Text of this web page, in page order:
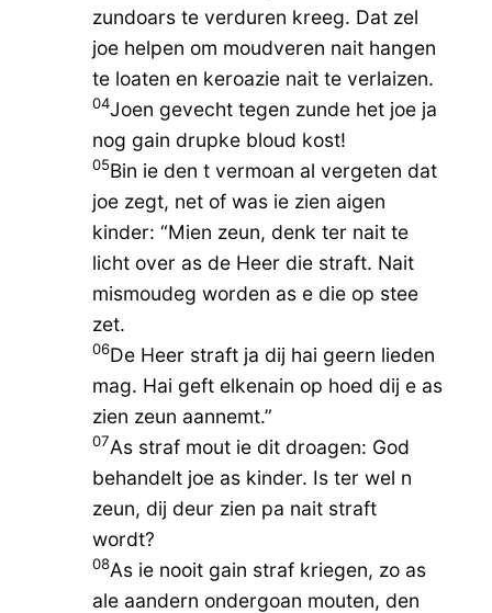
zundoars te verduren kreeg. Dat zel
joe helpen om moudveren nait hangen
te loaten en keroazie nait te verlaizen.
04Joen gevecht tegen zunde het joe ja
nog gain drupke bloud kost!
05Bin ie den t vermoan al vergeten dat
joe zegt, net of was ie zien aigen
kinder: “Mien zeun, denk ter nait te
licht over as de Heer die straft. Nait
mismoudeg worden as e die op stee
zet.
06De Heer straft ja dij hai geern lieden
mag. Hai geft elkenain op hoed dij e as
zien zeun aannemt.”
07As straf mout ie dit droagen: God
behandelt joe as kinder. Is ter wel n
zeun, dij deur zien pa nait straft
wordt?
08As ie nooit gain straf kriegen, zo as
ale aandern ondergoan mouten, den